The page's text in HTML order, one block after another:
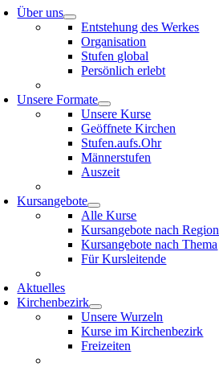
Über uns
Entstehung des Werkes
Organisation
Stufen global
Persönlich erlebt
Unsere Formate
Unsere Kurse
Geöffnete Kirchen
Stufen.aufs.Ohr
Männerstufen
Auszeit
Kursangebote
Alle Kurse
Kursangebote nach Region
Kursangebote nach Thema
Für Kursleitende
Aktuelles
Kirchenbezirk
Unsere Wurzeln
Kurse im Kirchenbezirk
Freizeiten